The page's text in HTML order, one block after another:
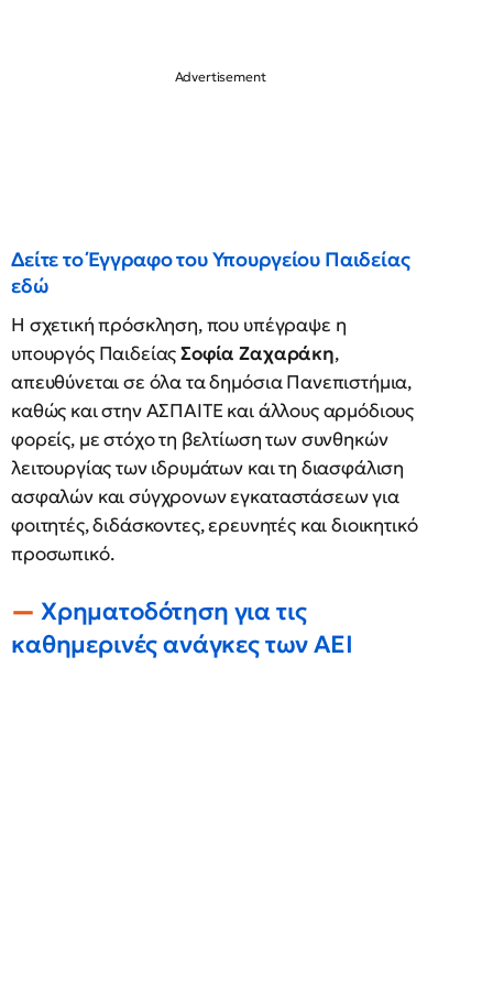
Δείτε το Έγγραφο του Υπουργείου Παιδείας
εδώ
Η σχετική πρόσκληση, που υπέγραψε η
υπουργός ΠαιδείαςΣοφία Ζαχαράκη,
απευθύνεται σε όλα τα δημόσια Πανεπιστήμια,
καθώς και στην ΑΣΠΑΙΤΕ και άλλους αρμόδιους
φορείς, με στόχο τη βελτίωση των συνθηκών
λειτουργίας των ιδρυμάτων και τη διασφάλιση
ασφαλών και σύγχρονων εγκαταστάσεων για
φοιτητές, διδάσκοντες, ερευνητές και διοικητικό
προσωπικό.
Χρηματοδότηση για τις
καθημερινές ανάγκες των ΑΕΙ